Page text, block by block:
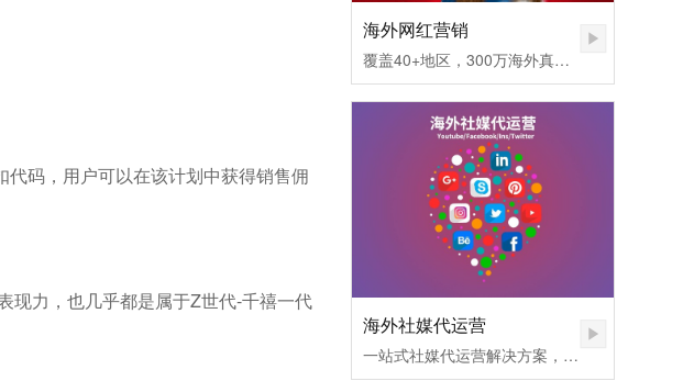
码，用户可以在该计划中获得销售佣
现力，也几乎都是属于Z世代-千禧一代
海外网红营销
覆盖40+地区，300万海外真实网红匹配，不同社媒平台发布内容矩阵，快速提高品牌认知度。1.无需百万粉丝，也可让您的品牌和产品一夜爆红
海外社媒代运营
一站式社媒代运营解决方案，帮助出海企业打破文化壁垒，提升海外私域流量。